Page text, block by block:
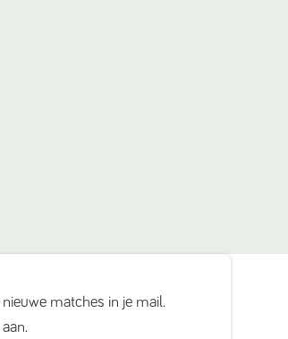
nieuwe matches in je mail.
aan.